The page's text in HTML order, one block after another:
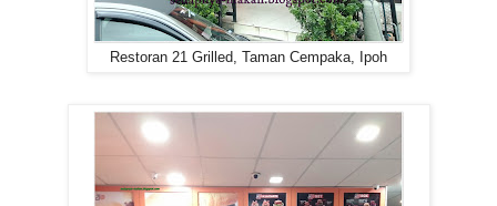
Restoran 21 Grilled, Taman Cempaka, Ipoh